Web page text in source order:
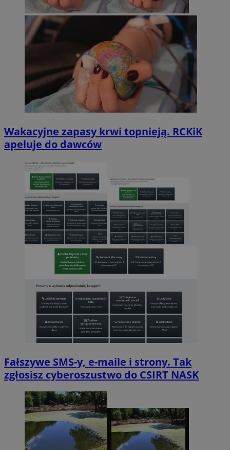
Wakacyjne zapasy krwi topnieją. RCKiK
apeluje do dawców
Fałszywe SMS-y, e-maile i strony. Tak
zgłosisz cyberoszustwo do CSIRT NASK